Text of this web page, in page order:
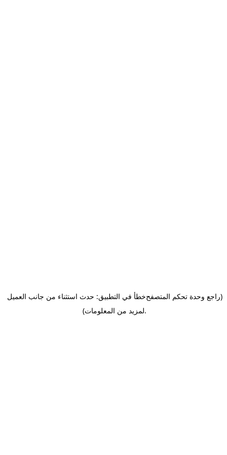
خطأ في التطبيق: حدث استثناء من جانب العميل(راجع وحدة تحكم المتصفح
لمزيد من المعلومات).